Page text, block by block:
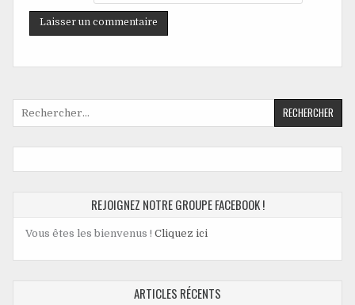
REJOIGNEZ NOTRE GROUPE FACEBOOK !
Vous êtes les bienvenus ! Cliquez ici
ARTICLES RÉCENTS